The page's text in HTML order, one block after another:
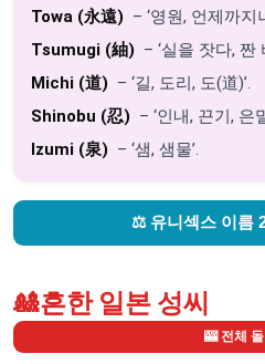
Towa (永遠) – ‘영원, 언제까지
Tsumugi (紬) – ‘실을 잣다, 짠
Michi (道) – ‘길, 도리, 도(道)’.
Shinobu (忍) – ‘인내, 끈기, 은
Izumi (泉) – ‘샘, 샘물’.
⚖️ 유니섹스 이름
🎎흔한 일본 성씨
🎰 전체